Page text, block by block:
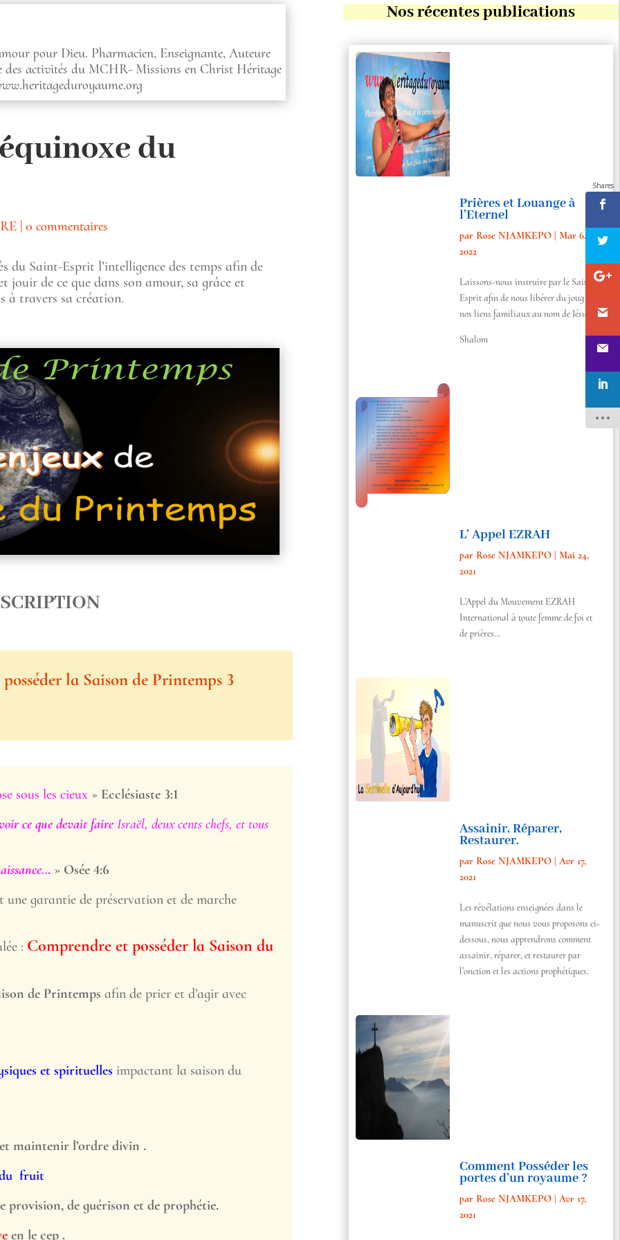
pour Dieu. Pharmacien, Enseignante, Auteure
des activités du MCHR- Missions en Christ Héritage
du
0 commentaires
du Saint-Esprit l’intelligence des temps afin de
jouir de ce que dans son amour, sa grâce et
à travers sa création.
la Saison de Printemps 3
sous les cieux » Ecclésiaste 3:1
ce que devait faire Israël, deux cents chefs, et tous
. » Osée 4:6
une garantie de préservation et de marche
: Comprendre et posséder la Saison du
de Printemps afin de prier et d’agir avec
et spirituelles impactant la saison du
maintenir l’ordre divin .
du fruit
provision, de guérison et de prophétie.
en le cep .
Nos récentes publications
Prières et Louange à
l’Eternel
par Rose NJAMKEPO
Mar 6,
2022
Laissons-nous instruire par le Saint-
Esprit afin de nous libérer du joug de
nos liens familiaux au nom de Jésus.
Shalom
L’ Appel EZRAH
par Rose NJAMKEPO
Mai 24,
2021
L’Appel du Mouvement EZRAH
International à toute femme de foi et
de prières…
Assainir, Réparer,
Restaurer.
par Rose NJAMKEPO |Avr 17,
2021
Les révélations enseignées dans le
manuscrit que nous vous proposons ci-
dessous, nous apprendrons comment
assainir, réparer, et restaurer par
l’onction et les actions prophétiques.
Comment Posséder les
portes d’un royaume ?
par Rose NJAMKEPO |Avr 17,
2021
Shares